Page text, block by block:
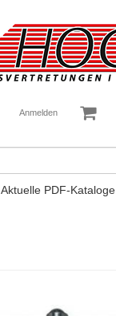
Anmelden
Aktuelle PDF-Kataloge